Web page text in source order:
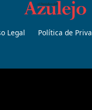
Legal Política de